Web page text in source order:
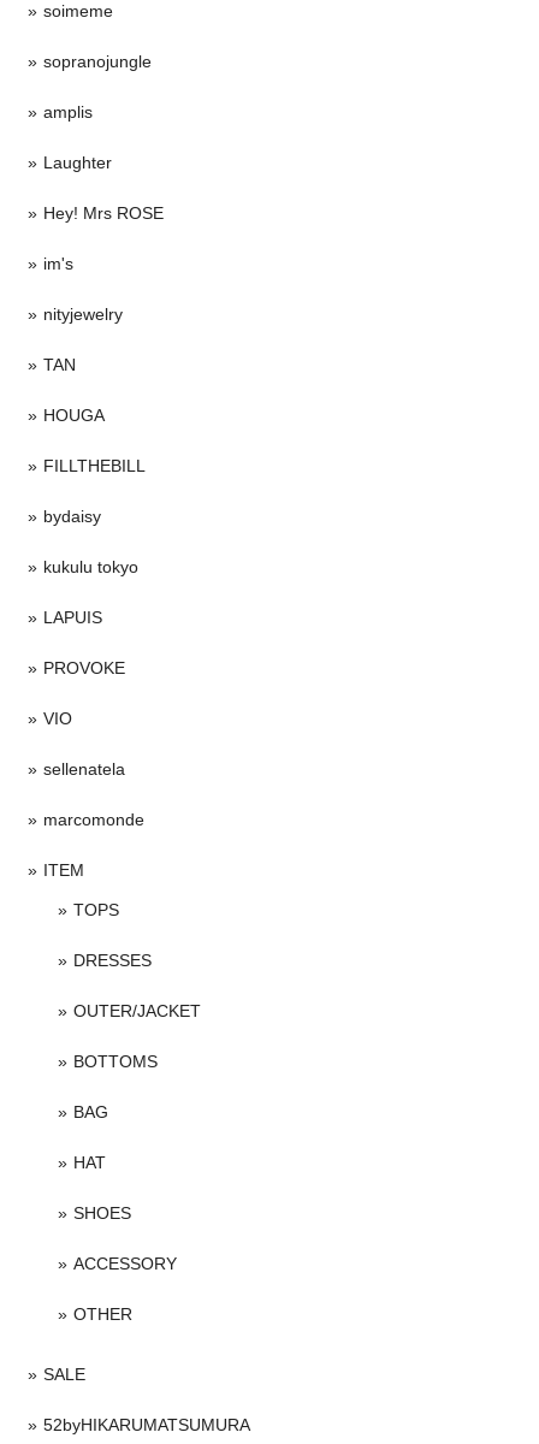
soimeme
sopranojungle
amplis
Laughter
Hey! Mrs ROSE
im's
nityjewelry
TAN
HOUGA
FILLTHEBILL
bydaisy
kukulu tokyo
LAPUIS
PROVOKE
VIO
sellenatela
marcomonde
ITEM
TOPS
DRESSES
OUTER/JACKET
BOTTOMS
BAG
HAT
SHOES
ACCESSORY
OTHER
SALE
52byHIKARUMATSUMURA